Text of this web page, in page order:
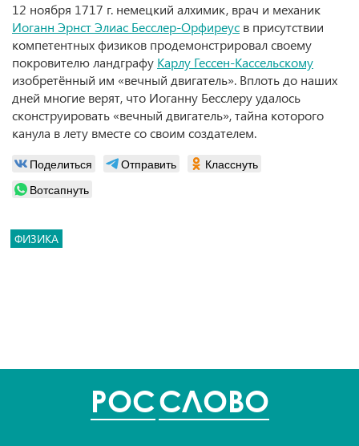
12 ноября 1717 г. немецкий алхимик, врач и механик
Иоганн Эрнст Элиас Бесслер-Орфиреус в присутствии
компетентных физиков продемонстрировал своему
покровителю ландграфу Карлу Гессен-Кассельскому
изобретённый им «вечный двигатель». Вплоть до наших
дней многие верят, что Иоганну Бесслеру удалось
сконструировать «вечный двигатель», тайна которого
канула в лету вместе со своим создателем.
Поделиться Отправить
Класснуть
Вотсапнуть
ФИЗИКА
POCСЛОВО